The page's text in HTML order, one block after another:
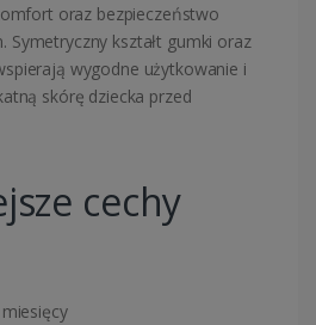
oraz bezpieczeństwo
Symetryczny kształt gumki oraz
wygodne użytkowanie i
skórę dziecka przed
cechy